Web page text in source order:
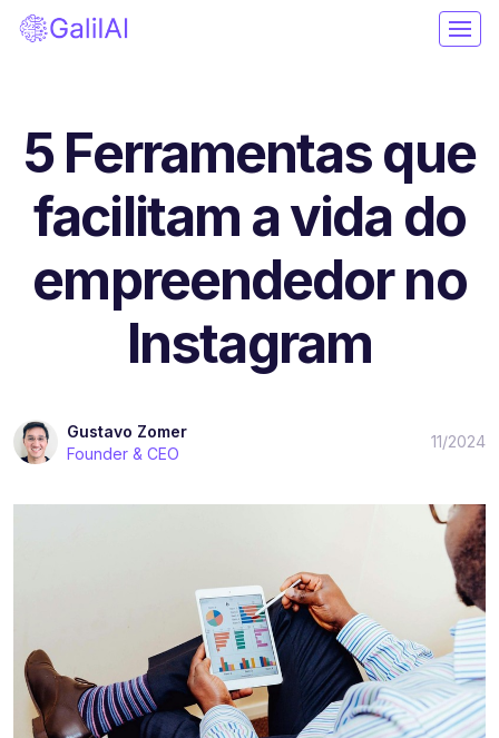
5 Ferramentas que
facilitam a vida do
empreendedor no
Instagram
Gustavo Zomer
Founder & CEO
11/2024